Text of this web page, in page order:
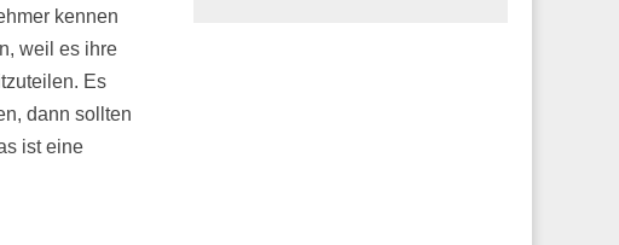
kennen
weil es ihre
Es
dann sollten
ist eine